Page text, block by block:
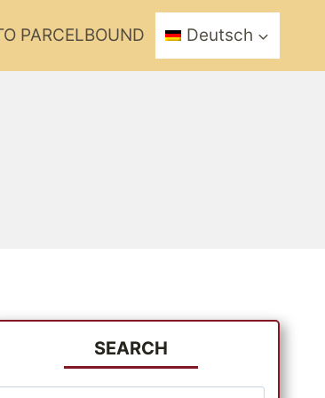
PARCELBOUND Deutsch
SEARCH